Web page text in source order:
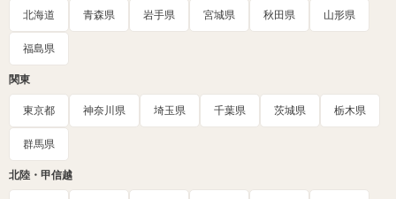
北海道 青森県 岩手県 宮城県 秋田県 山形県
福島県
関東
東京都 神奈川県 埼玉県 千葉県 茨城県 栃木県
群馬県
北陸・甲信越